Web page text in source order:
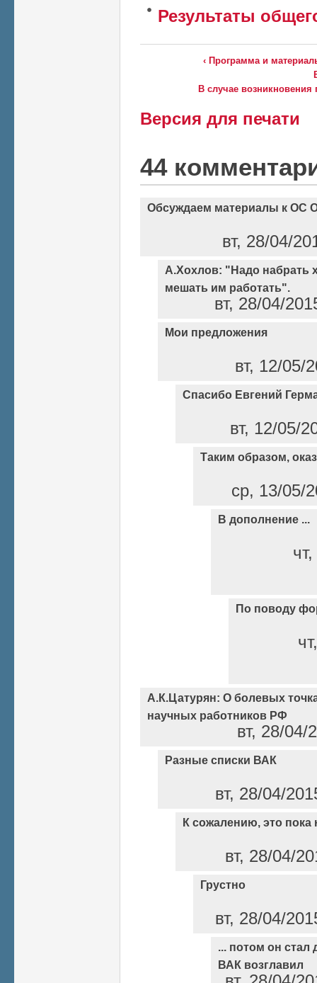
Результаты
‹ Программа и
В случае возникновения
Версия для печати
44
Обсуждаем материалы к ОС
вт, 28/04/
А.Хохлов: "Надо набрать
мешать им работать".
вт, 28/04/
Мои предложения
вт, 12/05/
Спасибо Евгений
вт, 12/05/
Таким образом,
ср, 13/05/
В дополнение ...
По поводу
А.К.Цатурян: О болевых
научных работников РФ
вт, 28/04/
Разные списки ВАК
вт, 28/04/
К сожалению, это пока
вт, 28/04/
Грустно
вт, 28/04/
... потом он стал
ВАК возглавил